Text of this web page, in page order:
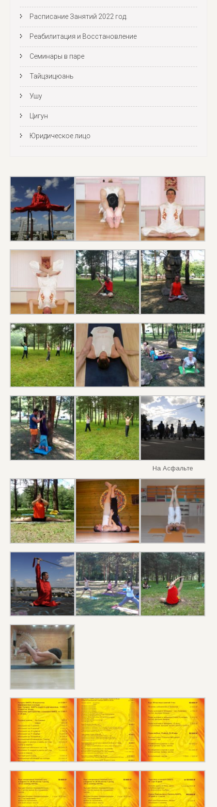
Расписание Занятий 2022 год.
Реабилитация и Восстановление
Семинары в паре
Тайцзицюань
Ушу
Цигун
Юридическое лицо
На Асфальте